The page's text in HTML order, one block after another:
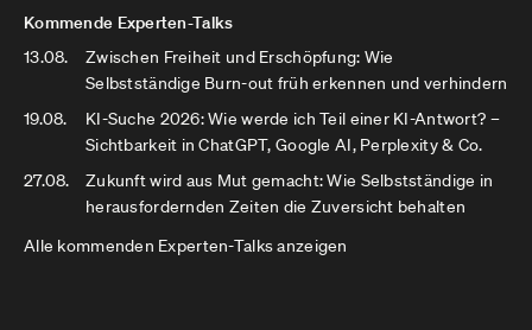
Kommende Experten-Talks
13.08.
Zwischen Freiheit und Erschöpfung: Wie
Selbstständige Burn-out früh erkennen und verhindern
19.08.
KI-Suche 2026: Wie werde ich Teil einer KI-Antwort? –
Sichtbarkeit in ChatGPT, Google AI, Perplexity & Co.
27.08.
Zukunft wird aus Mut gemacht: Wie Selbstständige in
herausfordernden Zeiten die Zuversicht behalten
Alle kommenden Experten-Talks anzeigen